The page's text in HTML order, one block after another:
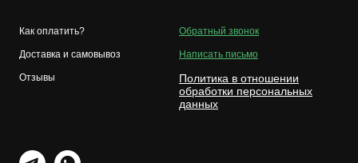
Как оплатить?
Доставка и самовывоз
Отзывы
Обратный звонок
Написать письмо
Политика в отношении
обработки персональных
данных